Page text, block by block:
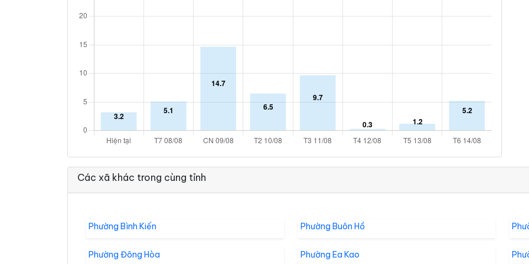
Các xã khác trong cùng tỉnh
Phường Bình Kiến Phường Buôn Hồ
Phường Đông Hòa Phường Ea Kao